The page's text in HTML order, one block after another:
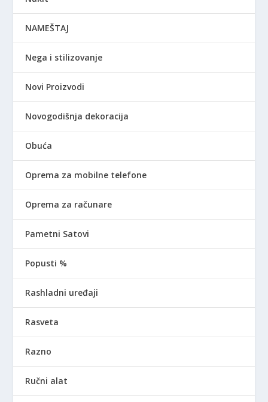
NAMEŠTAJ
Nega i stilizovanje
Novi Proizvodi
Novogodišnja dekoracija
Obuća
Oprema za mobilne telefone
Oprema za računare
Pametni Satovi
Popusti %
Rashladni uređaji
Rasveta
Razno
Ručni alat